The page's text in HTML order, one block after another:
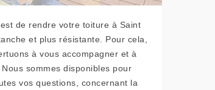
de rendre votre toiture à Saint
et plus résistante. Pour cela,
à vous accompagner et à
sommes disponibles pour
vos questions, concernant la